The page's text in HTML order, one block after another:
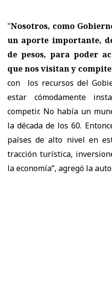
"Nosotros, como
un aporte importante,
de pesos, para poder
que nos visitan y
con los recursos del
estar cómodamente
competir. No había un
la década de los 60.
países de alto nivel en
tracción turística,
la economía”, agregó la